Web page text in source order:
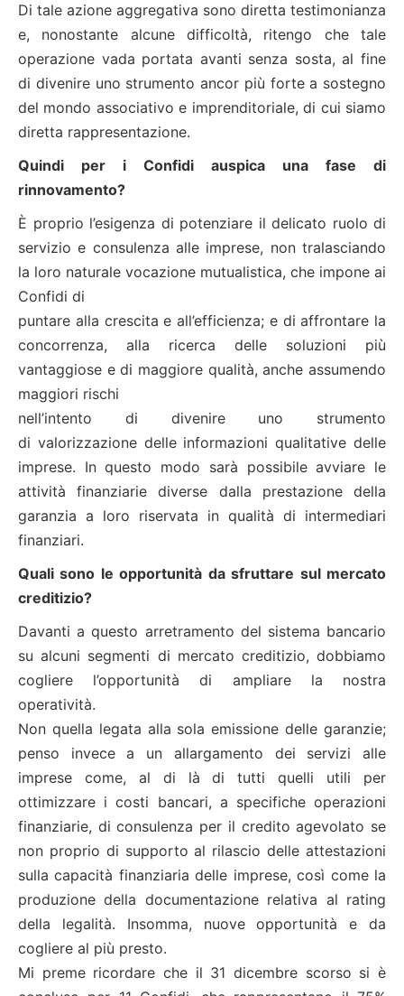
Di tale azione aggregativa sono diretta testimonianza
e, nonostante alcune difficoltà, ritengo che tale
operazione vada portata avanti senza sosta, al fine
di divenire uno strumento ancor più forte a sostegno
del mondo associativo e imprenditoriale, di cui siamo
diretta rappresentazione.
Quindi per i Confidi auspica una fase di
rinnovamento?
È proprio l’esigenza di potenziare il delicato ruolo di
servizio e consulenza alle imprese, non tralasciando
la loro naturale vocazione mutualistica, che impone ai
Confidi di
puntare alla crescita e all’efficienza; e di affrontare la
concorrenza, alla ricerca delle soluzioni più
vantaggiose e di maggiore qualità, anche assumendo
maggiori rischi
nell’intento di divenire uno strumento
di valorizzazione delle informazioni qualitative delle
imprese. In questo modo sarà possibile avviare le
attività finanziarie diverse dalla prestazione della
garanzia a loro riservata in qualità di intermediari
finanziari.
Quali sono le opportunità da sfruttare sul mercato
creditizio?
Davanti a questo arretramento del sistema bancario
su alcuni segmenti di mercato creditizio, dobbiamo
cogliere l’opportunità di ampliare la nostra
operatività.
Non quella legata alla sola emissione delle garanzie;
penso invece a un allargamento dei servizi alle
imprese come, al di là di tutti quelli utili per
ottimizzare i costi bancari, a specifiche operazioni
finanziarie, di consulenza per il credito agevolato se
non proprio di supporto al rilascio delle attestazioni
sulla capacità finanziaria delle imprese, così come la
produzione della documentazione relativa al rating
della legalità. Insomma, nuove opportunità e da
cogliere al più presto.
Mi preme ricordare che il 31 dicembre scorso si è